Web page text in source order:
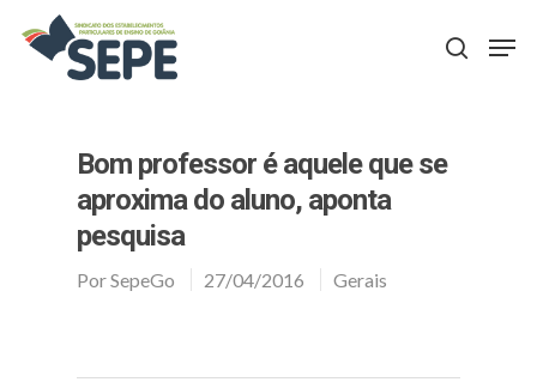
Bom professor é aquele que se
aproxima do aluno, aponta
pesquisa
PorSepeGo 27/04/2016 Gerais